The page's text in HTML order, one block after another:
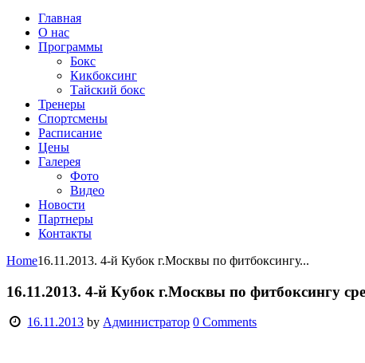
Главная
О нас
Программы
Бокс
Кикбоксинг
Тайский бокс
Тренеры
Спортсмены
Расписание
Цены
Галерея
Фото
Видео
Новости
Партнеры
Контакты
Home16.11.2013. 4-й Кубок г.Москвы по фитбоксингу...
16.11.2013. 4-й Кубок г.Москвы по фитбоксингу
16.11.2013 byАдминистратор 0 Comments